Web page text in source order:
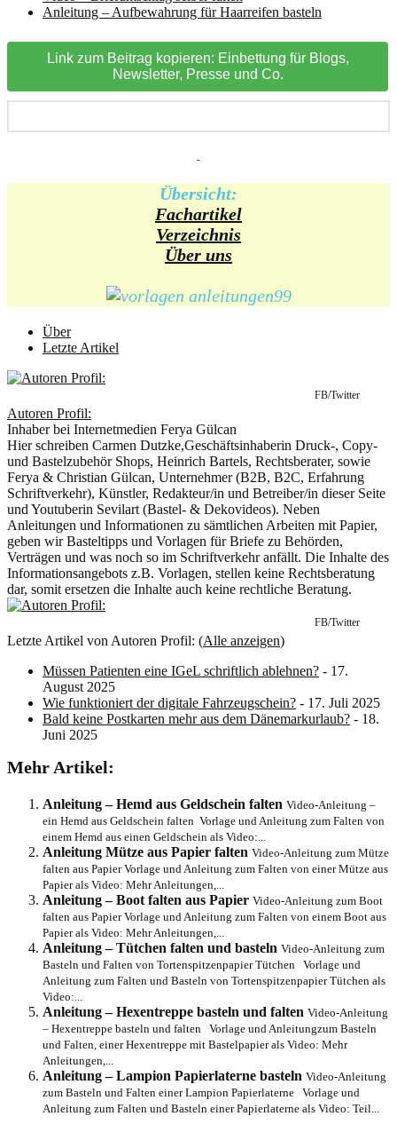
Anleitung – Aufbewahrung für Haarreifen basteln
Link zum Beitrag kopieren: Einbettung für Blogs,
Newsletter, Presse und Co.
-
Übersicht:
Fachartikel
Verzeichnis
Über uns
Über
Letzte Artikel
FB/Twitter
Autoren Profil:
Inhaberbei Internetmedien Ferya Gülcan
Hier schreiben Carmen Dutzke,Geschäftsinhaberin Druck-, Copy-
und Bastelzubehör Shops, Heinrich Bartels, Rechtsberater, sowie
Ferya & Christian Gülcan, Unternehmer (B2B, B2C, Erfahrung
Schriftverkehr), Künstler, Redakteur/in und Betreiber/in dieser Seite
und Youtuberin Sevilart (Bastel- & Dekovideos). Neben
Anleitungen und Informationen zu sämtlichen Arbeiten mit Papier,
geben wir Basteltipps und Vorlagen für Briefe zu Behörden,
Verträgen und was noch so im Schriftverkehr anfällt. Die Inhalte des
Informationsangebots z.B. Vorlagen, stellen keine Rechtsberatung
dar, somit ersetzen die Inhalte auch keine rechtliche Beratung.
FB/Twitter
Letzte Artikel von Autoren Profil: (Alle anzeigen)
Müssen Patienten eine IGeL schriftlich ablehnen? - 17.
August 2025
Wie funktioniert der digitale Fahrzeugschein? - 17. Juli 2025
Bald keine Postkarten mehr aus dem Dänemarkurlaub? - 18.
Juni 2025
Mehr Artikel:
Anleitung – Hemd aus Geldschein falten Video-Anleitung –
ein Hemd aus Geldschein falten Vorlage und Anleitung zum Falten von
einem Hemd aus einen Geldschein als Video:...
Anleitung Mütze aus Papier falten Video-Anleitung zum Mütze
falten aus Papier Vorlage und Anleitung zum Falten von einer Mütze aus
Papier als Video: Mehr Anleitungen,...
Anleitung – Boot falten aus Papier Video-Anleitung zum Boot
falten aus Papier Vorlage und Anleitung zum Falten von einem Boot aus
Papier als Video: Mehr Anleitungen,...
Anleitung – Tütchen falten und basteln Video-Anleitung zum
Basteln und Falten von Tortenspitzenpapier Tütchen Vorlage und
Anleitung zum Falten und Basteln von Tortenspitzenpapier Tütchen als
Video:...
Anleitung – Hexentreppe basteln und falten Video-Anleitung
– Hexentreppe basteln und falten Vorlage und Anleitungzum Basteln
und Falten, einer Hexentreppe mit Bastelpapier als Video: Mehr
Anleitungen,...
Anleitung – Lampion Papierlaterne basteln Video-Anleitung
zum Basteln und Falten einer Lampion Papierlaterne Vorlage und
Anleitung zum Falten und Basteln einer Papierlaterne als Video: Teil...